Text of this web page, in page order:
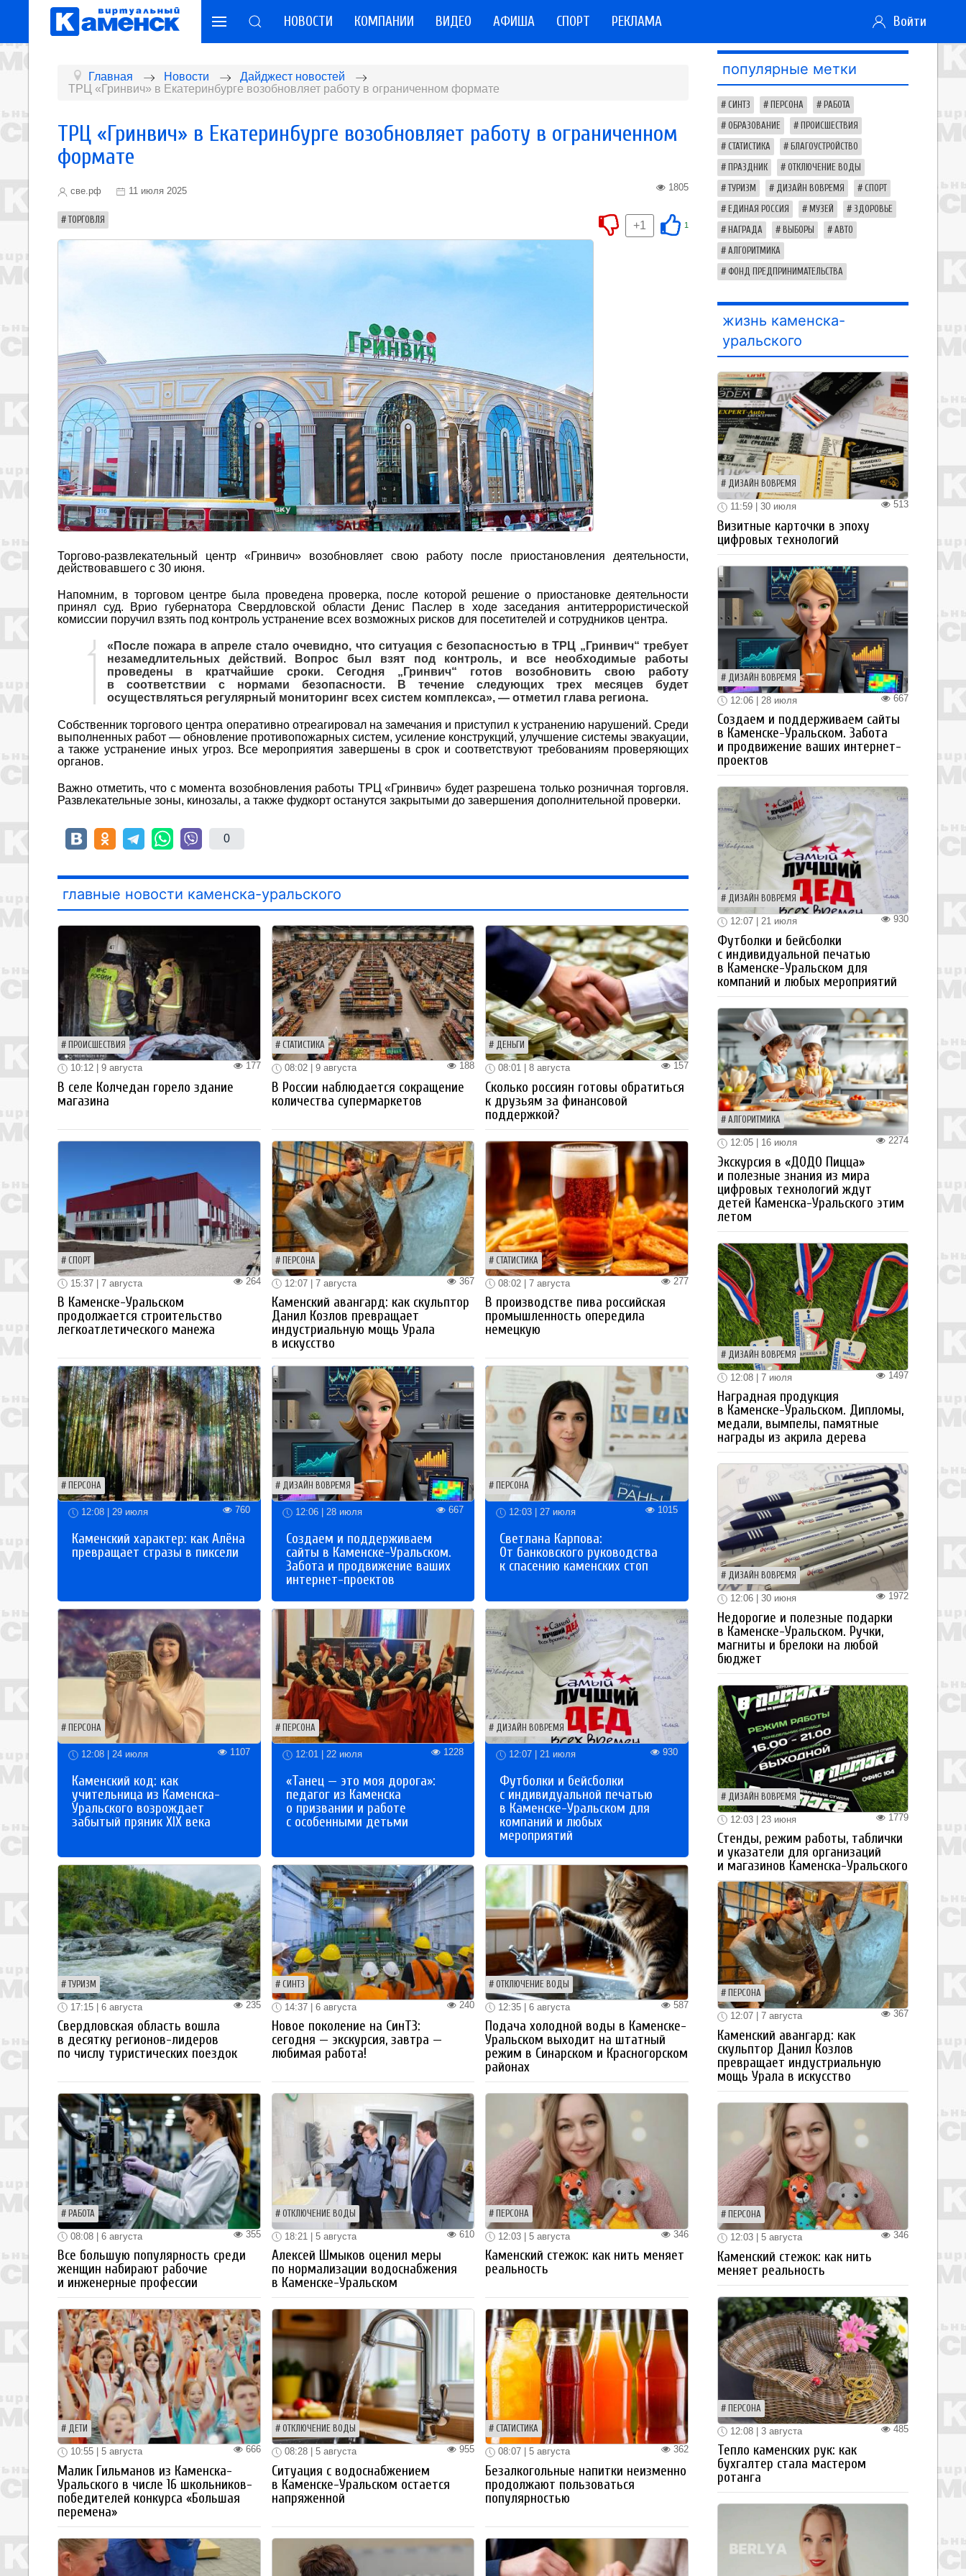
НОВОСТИ КОМПАНИИ ВИДЕО АФИША СПОРТ РЕКЛАМА Войти
Главная Новости
Дайджест новостей
ТРЦ «Гринвич» в Екатеринбурге возобновляет работу в ограниченном формате
ТРЦ «Гринвич» в Екатеринбурге возобновляет работу в ограниченном
формате
све.рф 11 июля 2025 1805
ТОРГОВЛЯ 1
+1
Торгово-развлекательный центр «Гринвич» возобновляет свою работу после приостановления деятельности,
действовавшего с 30 июня.
Напомним, в торговом центре была проведена проверка, после которой решение о приостановке деятельности
принял суд. Врио губернатора Свердловской области Денис Паслер в ходе заседания антитеррористической
комиссии поручил взять под контроль устранение всех возможных рисков для посетителей и сотрудников центра.
«После пожара в апреле стало очевидно, что ситуация с безопасностью в ТРЦ „Гринвич“ требует
незамедлительных действий. Вопрос был взят под контроль, и все необходимые работы
проведены в кратчайшие сроки. Сегодня „Гринвич“ готов возобновить свою работу
в соответствии с нормами безопасности. В течение следующих трех месяцев будет
осуществляться регулярный мониторинг всех систем комплекса», — отметил глава региона.
Собственник торгового центра оперативно отреагировал на замечания и приступил к устранению нарушений. Среди
выполненных работ — обновление противопожарных систем, усиление конструкций, улучшение системы эвакуации,
а также устранение иных угроз. Все мероприятия завершены в срок и соответствуют требованиям проверяющих
органов.
Важно отметить, что с момента возобновления работы ТРЦ «Гринвич» будет разрешена только розничная торговля.
Развлекательные зоны, кинозалы, а также фудкорт останутся закрытыми до завершения дополнительной проверки.
0
главные новости каменска-уральского
ПРОИСШЕСТВИЯ
177
10:12 | 9 августа
В селе Колчедан горело здание
магазина
СТАТИСТИКА
188
08:02 | 9 августа
В России наблюдается сокращение
количества супермаркетов
ДЕНЬГИ
157
08:01 | 8 августа
Сколько россиян готовы обратиться
к друзьям за финансовой
поддержкой?
СПОРТ
264
15:37 | 7 августа
В Каменске-Уральском
продолжается строительство
легкоатлетического манежа
ПЕРСОНА
367
12:07 | 7 августа
Каменский авангард: как скульптор
Данил Козлов превращает
индустриальную мощь Урала
в искусство
СТАТИСТИКА
277
08:02 | 7 августа
В производстве пива российская
промышленность опередила
немецкую
ПЕРСОНА
12:08 | 29 июля 760
Каменский характер: как Алёна
превращает стразы в пиксели
ДИЗАЙН ВОВРЕМЯ
12:06 | 28 июля 667
Создаем и поддерживаем
сайты в Каменске-Уральском.
Забота и продвижение ваших
интернет-проектов
ПЕРСОНА
12:03 | 27 июля 1015
Светлана Карпова:
От банковского руководства
к спасению каменских стоп
ПЕРСОНА
12:08 | 24 июля 1107
Каменский код: как
учительница из Каменска-
Уральского возрождает
забытый пряник XIX века
ПЕРСОНА
12:01 | 22 июля 1228
«Танец — это моя дорога»:
педагог из Каменска
о призвании и работе
с особенными детьми
ДИЗАЙН ВОВРЕМЯ
12:07 | 21 июля 930
Футболки и бейсболки
с индивидуальной печатью
в Каменске-Уральском для
компаний и любых
мероприятий
ТУРИЗМ
235
17:15 | 6 августа
Свердловская область вошла
в десятку регионов-лидеров
по числу туристических поездок
СИНТЗ
240
14:37 | 6 августа
Новое поколение на СинТЗ:
сегодня — экскурсия, завтра —
любимая работа!
ОТКЛЮЧЕНИЕ ВОДЫ
587
12:35 | 6 августа
Подача холодной воды в Каменске-
Уральском выходит на штатный
режим в Синарском и Красногорском
районах
РАБОТА
355
08:08 | 6 августа
Все большую популярность среди
женщин набирают рабочие
и инженерные профессии
ОТКЛЮЧЕНИЕ ВОДЫ
610
18:21 | 5 августа
Алексей Шмыков оценил меры
по нормализации водоснабжения
в Каменске-Уральском
ПЕРСОНА
346
12:03 | 5 августа
Каменский стежок: как нить меняет
реальность
ДЕТИ
666
10:55 | 5 августа
Малик Гильманов из Каменска-
Уральского в числе 16 школьников-
победителей конкурса «Большая
перемена»
ОТКЛЮЧЕНИЕ ВОДЫ
955
08:28 | 5 августа
Ситуация с водоснабжением
в Каменске-Уральском остается
напряженной
СТАТИСТИКА
362
08:07 | 5 августа
Безалкогольные напитки неизменно
продолжают пользоваться
популярностью
популярные метки
СИНТЗ ПЕРСОНА РАБОТА
ОБРАЗОВАНИЕ ПРОИСШЕСТВИЯ
СТАТИСТИКА БЛАГОУСТРОЙСТВО
ПРАЗДНИК ОТКЛЮЧЕНИЕ ВОДЫ
ТУРИЗМ ДИЗАЙН ВОВРЕМЯ СПОРТ
ЕДИНАЯ РОССИЯ МУЗЕЙ ЗДОРОВЬЕ
НАГРАДА ВЫБОРЫ АВТО
АЛГОРИТМИКА
ФОНД ПРЕДПРИНИМАТЕЛЬСТВА
жизнь каменска-
уральского
ДИЗАЙН ВОВРЕМЯ
513
11:59 | 30 июля
Визитные карточки в эпоху
цифровых технологий
ДИЗАЙН ВОВРЕМЯ
667
12:06 | 28 июля
Создаем и поддерживаем сайты
в Каменске-Уральском. Забота
и продвижение ваших интернет-
проектов
ДИЗАЙН ВОВРЕМЯ
930
12:07 | 21 июля
Футболки и бейсболки
с индивидуальной печатью
в Каменске-Уральском для
компаний и любых мероприятий
АЛГОРИТМИКА
2274
12:05 | 16 июля
Экскурсия в «ДОДО Пицца»
и полезные знания из мира
цифровых технологий ждут
детей Каменска-Уральского этим
летом
ДИЗАЙН ВОВРЕМЯ
1497
12:08 | 7 июля
Наградная продукция
в Каменске-Уральском. Дипломы,
медали, вымпелы, памятные
награды из акрила дерева
ДИЗАЙН ВОВРЕМЯ
1972
12:06 | 30 июня
Недорогие и полезные подарки
в Каменске-Уральском. Ручки,
магниты и брелоки на любой
бюджет
ДИЗАЙН ВОВРЕМЯ
1779
12:03 | 23 июня
Стенды, режим работы, таблички
и указатели для организаций
и магазинов Каменска-Уральского
ПЕРСОНА
367
12:07 | 7 августа
Каменский авангард: как
скульптор Данил Козлов
превращает индустриальную
мощь Урала в искусство
ПЕРСОНА
346
12:03 | 5 августа
Каменский стежок: как нить
меняет реальность
ПЕРСОНА
485
12:08 | 3 августа
Тепло каменских рук: как
бухгалтер стала мастером
ротанга